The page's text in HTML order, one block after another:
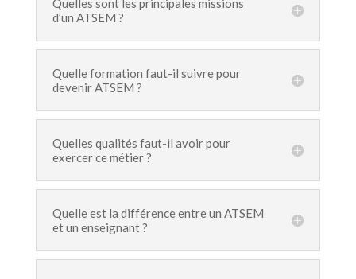
Quelles sont les principales missions
d’un ATSEM ?
Quelle formation faut-il suivre pour
devenir ATSEM ?
Quelles qualités faut-il avoir pour
exercer ce métier ?
Quelle est la différence entre un ATSEM
et un enseignant ?